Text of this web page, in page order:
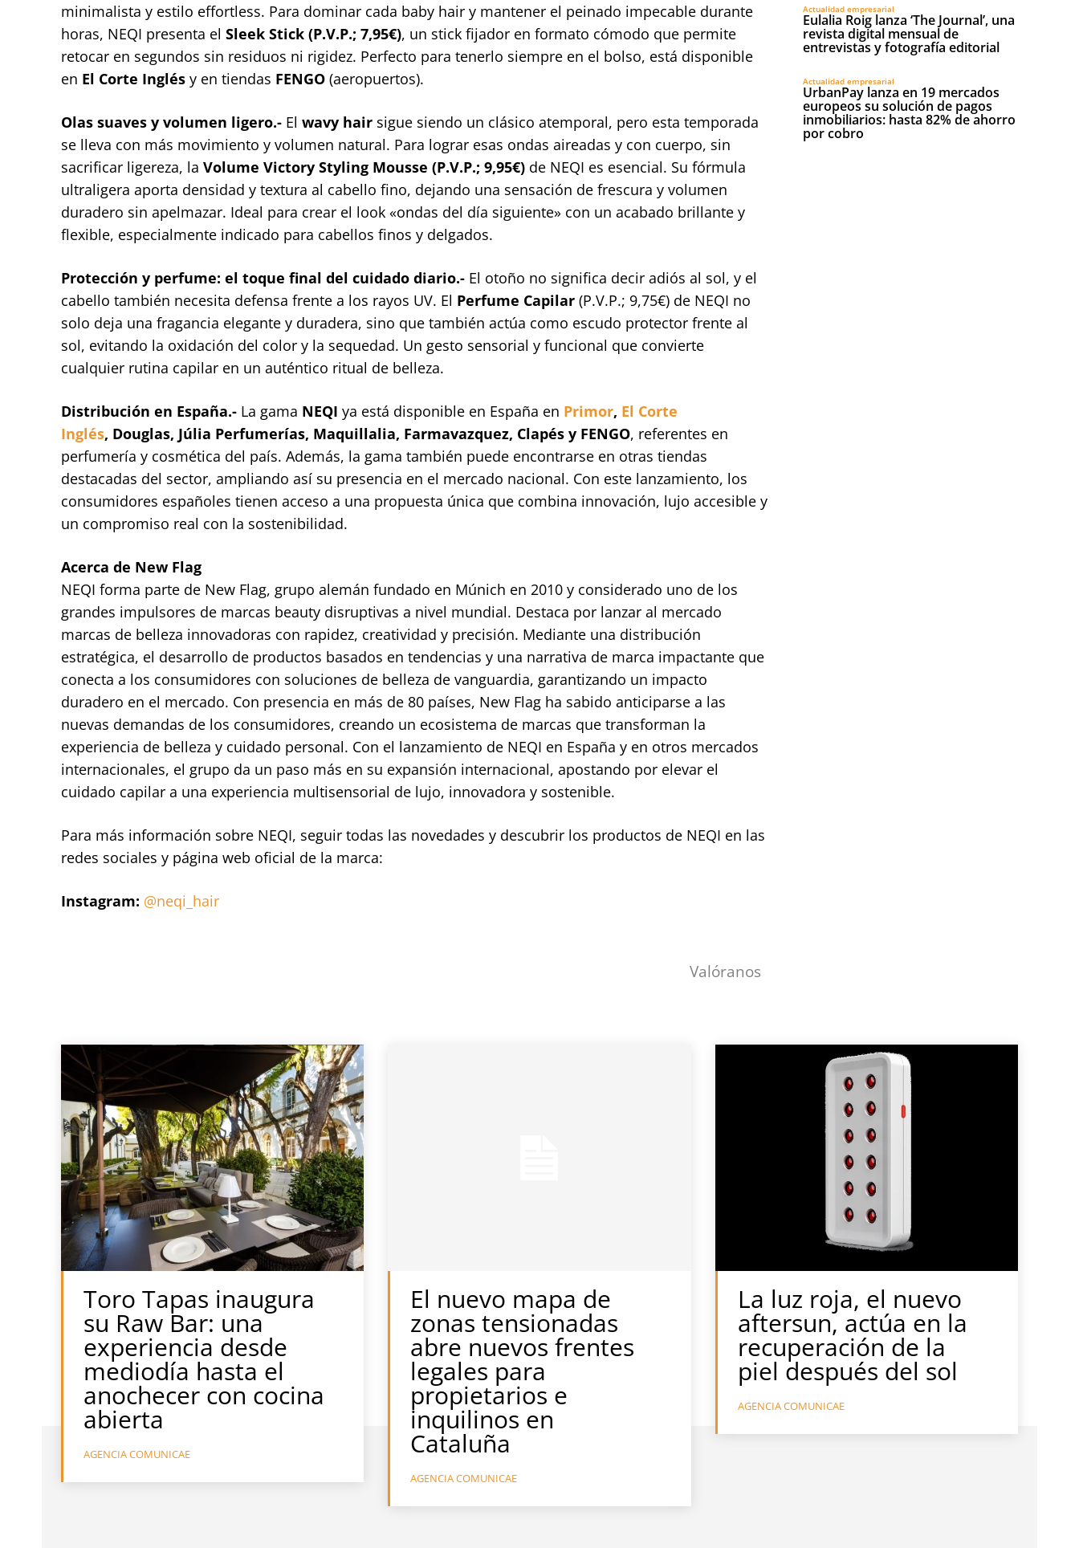
minimalista y estilo effortless. Para dominar cada baby hair y mantener el peinado impecable durante
horas, NEQI presenta el Sleek Stick (P.V.P.; 7,95€), un stick fijador en formato cómodo que permite
retocar en segundos sin residuos ni rigidez. Perfecto para tenerlo siempre en el bolso, está disponible
en El Corte Inglés y en tiendas FENGO (aeropuertos).
Olas suaves y volumen ligero.- El wavy hair sigue siendo un clásico atemporal, pero esta temporada
se lleva con más movimiento y volumen natural. Para lograr esas ondas aireadas y con cuerpo, sin
sacrificar ligereza, la Volume Victory Styling Mousse (P.V.P.; 9,95€) de NEQI es esencial. Su fórmula
ultraligera aporta densidad y textura al cabello fino, dejando una sensación de frescura y volumen
duradero sin apelmazar. Ideal para crear el look «ondas del día siguiente» con un acabado brillante y
flexible, especialmente indicado para cabellos finos y delgados.
Protección y perfume: el toque final del cuidado diario.- El otoño no significa decir adiós al sol, y el
cabello también necesita defensa frente a los rayos UV. El Perfume Capilar (P.V.P.; 9,75€) de NEQI no
solo deja una fragancia elegante y duradera, sino que también actúa como escudo protector frente al
sol, evitando la oxidación del color y la sequedad. Un gesto sensorial y funcional que convierte
cualquier rutina capilar en un auténtico ritual de belleza.
Distribución en España.- La gama NEQI ya está disponible en España en Primor, El Corte
Inglés, Douglas, Júlia Perfumerías, Maquillalia, Farmavazquez, Clapés y FENGO, referentes en
perfumería y cosmética del país. Además, la gama también puede encontrarse en otras tiendas
destacadas del sector, ampliando así su presencia en el mercado nacional. Con este lanzamiento, los
consumidores españoles tienen acceso a una propuesta única que combina innovación, lujo accesible y
un compromiso real con la sostenibilidad.
Acerca de New Flag
NEQI forma parte de New Flag, grupo alemán fundado en Múnich en 2010 y considerado uno de los
grandes impulsores de marcas beauty disruptivas a nivel mundial. Destaca por lanzar al mercado
marcas de belleza innovadoras con rapidez, creatividad y precisión. Mediante una distribución
estratégica, el desarrollo de productos basados ​​en tendencias y una narrativa de marca impactante que
conecta a los consumidores con soluciones de belleza de vanguardia, garantizando un impacto
duradero en el mercado. Con presencia en más de 80 países, New Flag ha sabido anticiparse a las
nuevas demandas de los consumidores, creando un ecosistema de marcas que transforman la
experiencia de belleza y cuidado personal. Con el lanzamiento de NEQI en España y en otros mercados
internacionales, el grupo da un paso más en su expansión internacional, apostando por elevar el
cuidado capilar a una experiencia multisensorial de lujo, innovadora y sostenible.
Para más información sobre NEQI, seguir todas las novedades y descubrir los productos de NEQI en las
redes sociales y página web oficial de la marca:
Instagram: @neqi_hair
Valóranos
Actualidad empresarial
Eulalia Roig lanza ‘The Journal’, una
revista digital mensual de
entrevistas y fotografía editorial
Actualidad empresarial
UrbanPay lanza en 19 mercados
europeos su solución de pagos
inmobiliarios: hasta 82% de ahorro
por cobro
Toro Tapas inaugura
su Raw Bar: una
experiencia desde
mediodía hasta el
anochecer con cocina
abierta
AGENCIA COMUNICAE
El nuevo mapa de
zonas tensionadas
abre nuevos frentes
legales para
propietarios e
inquilinos en
Cataluña
AGENCIA COMUNICAE
La luz roja, el nuevo
aftersun, actúa en la
recuperación de la
piel después del sol
AGENCIA COMUNICAE